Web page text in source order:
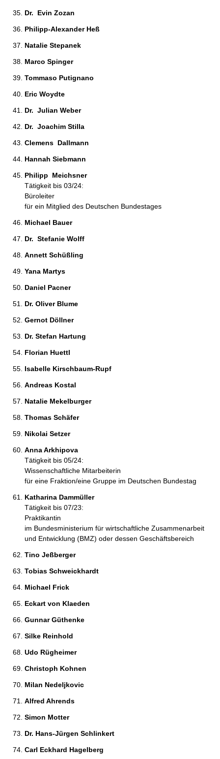
Dr.  Evin Zozan
Philipp-Alexander Heß
Natalie Stepanek
Marco Spinger
Tommaso Putignano
Eric Woydte
Dr.  Julian Weber
Dr.  Joachim Stilla
Clemens  Dallmann
Hannah Siebmann
Philipp  Meichsner
Tätigkeit bis 03/24:
Büroleiter
für ein Mitglied des Deutschen Bundestages
Michael Bauer
Dr.  Stefanie Wolff
Annett Schüßling
Yana Martys
Daniel Pacner
Dr. Oliver Blume
Gernot Döllner
Dr. Stefan Hartung
Florian Huettl
Isabelle Kirschbaum-Rupf
Andreas Kostal
Natalie Mekelburger
Thomas Schäfer
Nikolai Setzer
Anna Arkhipova
Tätigkeit bis 05/24:
Wissenschaftliche Mitarbeiterin
für eine Fraktion/eine Gruppe im Deutschen Bundestag
Katharina Dammüller
Tätigkeit bis 07/23:
Praktikantin
im Bundesministerium für wirtschaftliche Zusammenarbeit
und Entwicklung (BMZ) oder dessen Geschäftsbereich
Tino Jeßberger
Tobias Schweickhardt
Michael Frick
Eckart von Klaeden
Gunnar Güthenke
Silke Reinhold
Udo Rügheimer
Christoph Kohnen
Milan Nedeljkovic
Alfred Ahrends
Simon Motter
Dr. Hans-Jürgen Schlinkert
Carl Eckhard Hagelberg